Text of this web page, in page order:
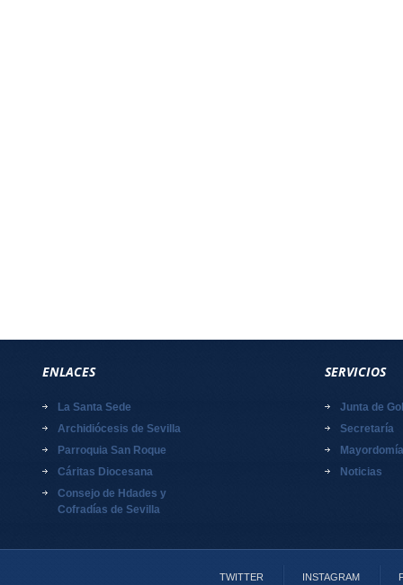
ENLACES
La Santa Sede
Archidiócesis de Sevilla
Parroquia San Roque
Cáritas Diocesana
Consejo de Hdades y
Cofradías de Sevilla
SERVICIOS
Junta de
Secretaría
Mayordomía
Noticias
TWITTER INSTAGRAM